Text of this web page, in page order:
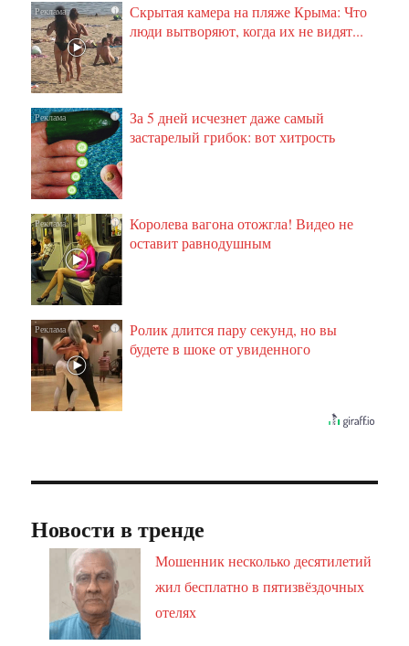
i
Скрытая камера на пляже Крыма: Что
люди вытворяют, когда их не видят...
i
За 5 дней исчезнет даже самый
застарелый грибок: вот хитрость
i
Королева вагона отожгла! Видео не
оставит равнодушным
i
Ролик длится пару секунд, но вы
будете в шоке от увиденного
Новости в тренде
Мошенник несколько десятилетий
жил бесплатно в пятизвёздочных
отелях